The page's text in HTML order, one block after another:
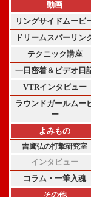
動画
リングサイドムービ
ドリームスパーリン
テクニック講座
一日密着＆ビデオ日
VTRインタビュー
ラウンドガールムー
ー
よみもの
吉鷹弘の打撃研究室
インタビュー
コラム・一筆入魂
その他